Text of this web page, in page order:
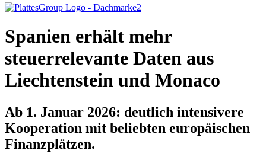
Spanien erhält mehr
steuerrelevante Daten aus
Liechtenstein und Monaco
Ab 1. Januar 2026: deutlich intensivere
Kooperation mit beliebten europäischen
Finanzplätzen.